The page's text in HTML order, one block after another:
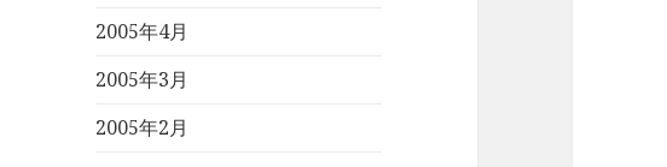
2005年4月
2005年3月
2005年2月